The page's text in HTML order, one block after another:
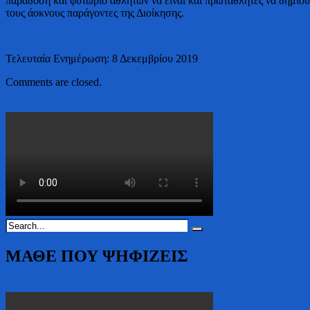
τους άοκνους παράγοντες της Διοίκησης.
Τελευταία Ενημέρωση: 8 Δεκεμβρίου 2019
Comments are closed.
ΜΑΘΕ ΠΟΥ ΨΗΦΙΖΕΙΣ